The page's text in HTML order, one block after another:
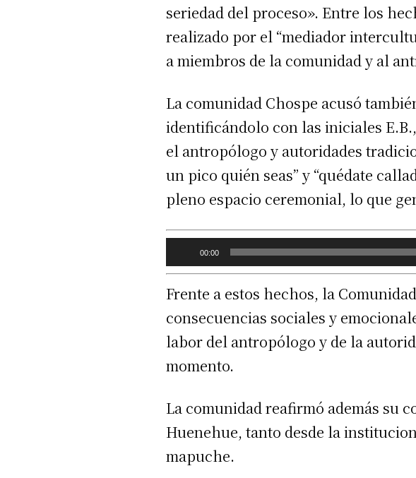
seriedad del proceso». Entre los
realizado por el “mediador
a miembros de la comunidad y al
La comunidad Chospe acusó
identificándolo con las iniciales
el antropólogo y autoridades
un pico quién seas” y “quédate
pleno espacio ceremonial, lo que
e
p
r
o
d
c
t
o
00:00
Frente a estos hechos, la
consecuencias sociales y
labor del antropólogo y de la
momento.
La comunidad reafirmó además su
Huenehue, tanto desde la
mapuche.